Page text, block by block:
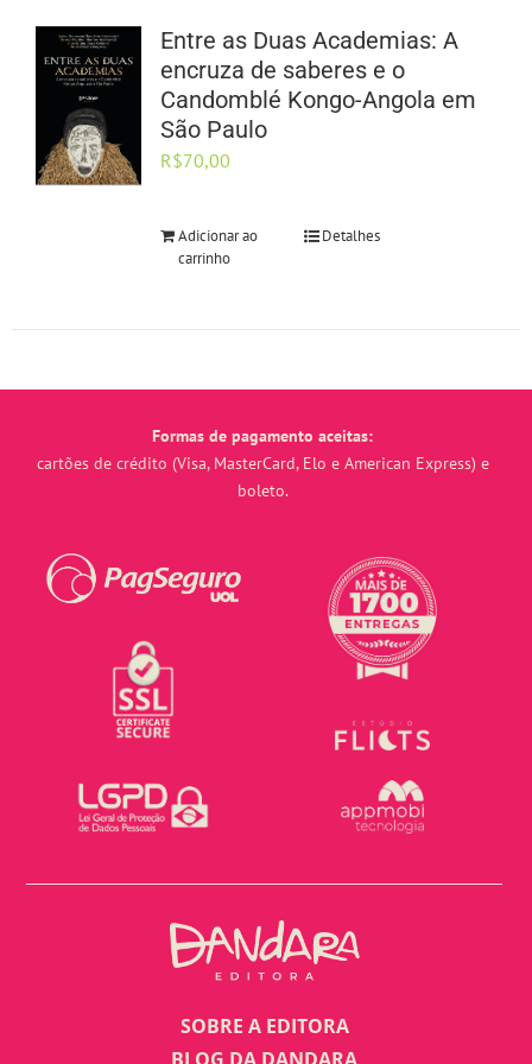
Entre as Duas Academias: A
encruza de saberes e o
Candomblé Kongo-Angola em
São Paulo
R$70,00
Adicionar ao
carrinho
Detalhes
Formas de pagamento aceitas:
cartões de crédito (Visa, MasterCard, Elo e American Express) e
boleto.
SOBRE A EDITORA
BLOG DA DANDARA